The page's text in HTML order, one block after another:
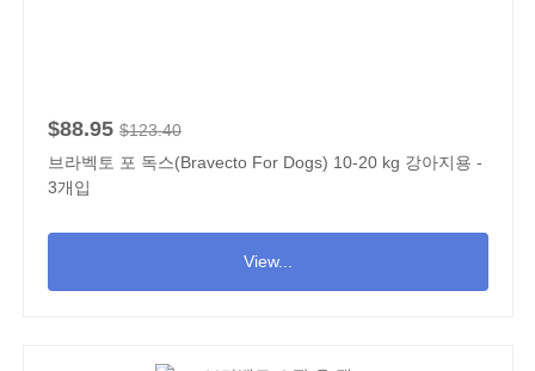
$88.95 $123.40
브라벡토 포 독스(Bravecto For Dogs) 10-20 kg 강아지용 -
3개입
View...